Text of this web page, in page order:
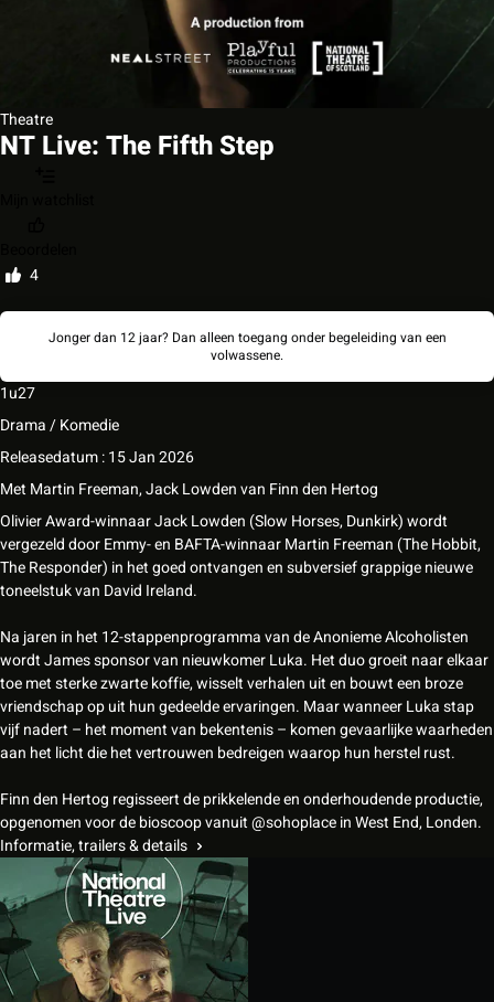
Theatre
NT Live: The Fifth Step
4
Jonger dan 12 jaar? Dan alleen toegang onder begeleiding van een
volwassene.
1u27
Drama / Komedie
Releasedatum : 15 Jan 2026
Met Martin Freeman,Jack Lowdenvan Finn den Hertog
Olivier Award-winnaar Jack Lowden (Slow Horses, Dunkirk) wordt
vergezeld door Emmy- en BAFTA-winnaar Martin Freeman (The Hobbit,
The Responder) in het goed ontvangen en subversief grappige nieuwe
toneelstuk van David Ireland.
Na jaren in het 12-stappenprogramma van de Anonieme Alcoholisten
wordt James sponsor van nieuwkomer Luka. Het duo groeit naar elkaar
toe met sterke zwarte koffie, wisselt verhalen uit en bouwt een broze
vriendschap op uit hun gedeelde ervaringen. Maar wanneer Luka stap
vijf nadert – het moment van bekentenis – komen gevaarlijke waarheden
aan het licht die het vertrouwen bedreigen waarop hun herstel rust.
Finn den Hertog regisseert de prikkelende en onderhoudende productie,
opgenomen voor de bioscoop vanuit @sohoplace in West End, Londen.
Informatie, trailers & details